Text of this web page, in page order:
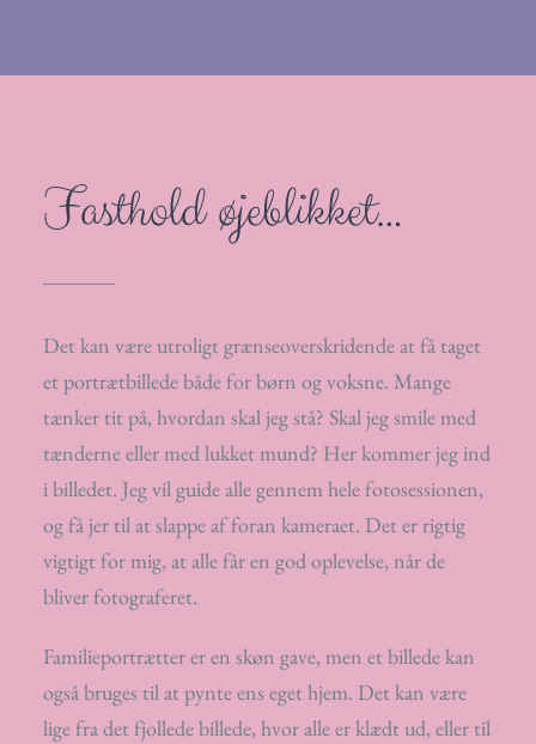
Fasthold øjeblikket…
Det kan være utroligt grænseoverskridende at få taget
et portrætbillede både for børn og voksne. Mange
tænker tit på, hvordan skal jeg stå? Skal jeg smile med
tænderne eller med lukket mund? Her kommer jeg ind
i billedet. Jeg vil guide alle gennem hele fotosessionen,
og få jer til at slappe af foran kameraet. Det er rigtig
vigtigt for mig, at alle får en god oplevelse, når de
bliver fotograferet.
Familieportrætter er en skøn gave, men et billede kan
også bruges til at pynte ens eget hjem. Det kan være
lige fra det fjollede billede, hvor alle er klædt ud, eller til